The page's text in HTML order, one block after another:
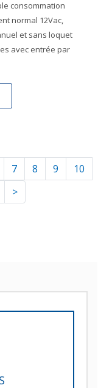
consommation
normal 12Vac,
et sans loquet
avec entrée par
7 8 9
10
>